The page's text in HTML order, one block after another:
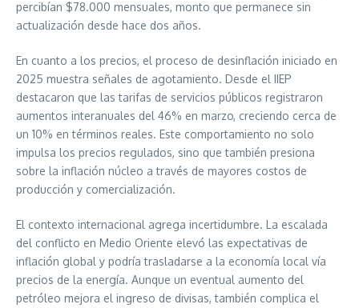
percibían $78.000 mensuales, monto que permanece sin
actualización desde hace dos años.
En cuanto a los precios, el proceso de desinflación iniciado en
2025 muestra señales de agotamiento. Desde el IIEP
destacaron que las tarifas de servicios públicos registraron
aumentos interanuales del 46% en marzo, creciendo cerca de
un 10% en términos reales. Este comportamiento no solo
impulsa los precios regulados, sino que también presiona
sobre la inflación núcleo a través de mayores costos de
producción y comercialización.
El contexto internacional agrega incertidumbre. La escalada
del conflicto en Medio Oriente elevó las expectativas de
inflación global y podría trasladarse a la economía local vía
precios de la energía. Aunque un eventual aumento del
petróleo mejora el ingreso de divisas, también complica el